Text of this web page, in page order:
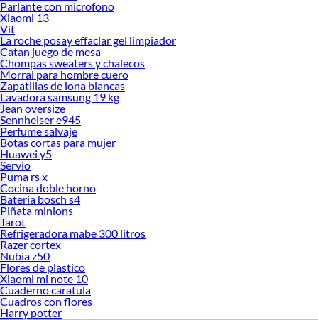
Parlante con microfono
Xiaomi 13
Vit
La roche posay effaclar gel limpiador
Catan juego de mesa
Chompas sweaters y chalecos
Morral para hombre cuero
Zapatillas de lona blancas
Lavadora samsung 19 kg
Jean oversize
Sennheiser e945
Perfume salvaje
Botas cortas para mujer
Huawei y5
Servio
Puma rs x
Cocina doble horno
Bateria bosch s4
Piñata minions
Tarot
Refrigeradora mabe 300 litros
Razer cortex
Nubia z50
Flores de plastico
Xiaomi mi note 10
Cuaderno caratula
Cuadros con flores
Harry potter